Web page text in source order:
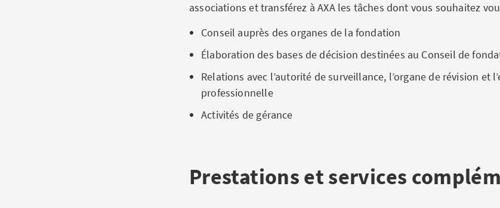
associations et transférez à AXA les tâches dont vous souhaitez
Conseil auprès des organes de la fondation
Élaboration des bases de décision destinées au Conseil de
Relations avec l’autorité de surveillance, l’organe de révision et
professionnelle
Activités de gérance
Prestations et services